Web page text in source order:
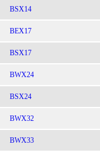
BSX14
BEX17
BSX17
BWX24
BSX24
BWX32
BWX33